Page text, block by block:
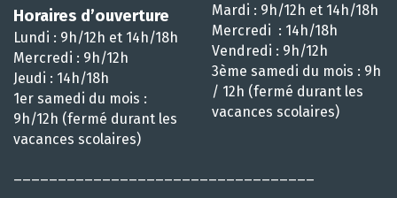
Horaires d’ouverture
Lundi : 9h/12h et 14h/18h
Mercredi : 9h/12h
Jeudi : 14h/18h
1er samedi du mois :
9h/12h (fermé durant les
vacances scolaires)
Mardi : 9h/12h et 14h/18h
Mercredi : 14h/18h
Vendredi : 9h/12h
3ème samedi du mois : 9h
/ 12h (fermé durant les
vacances scolaires)